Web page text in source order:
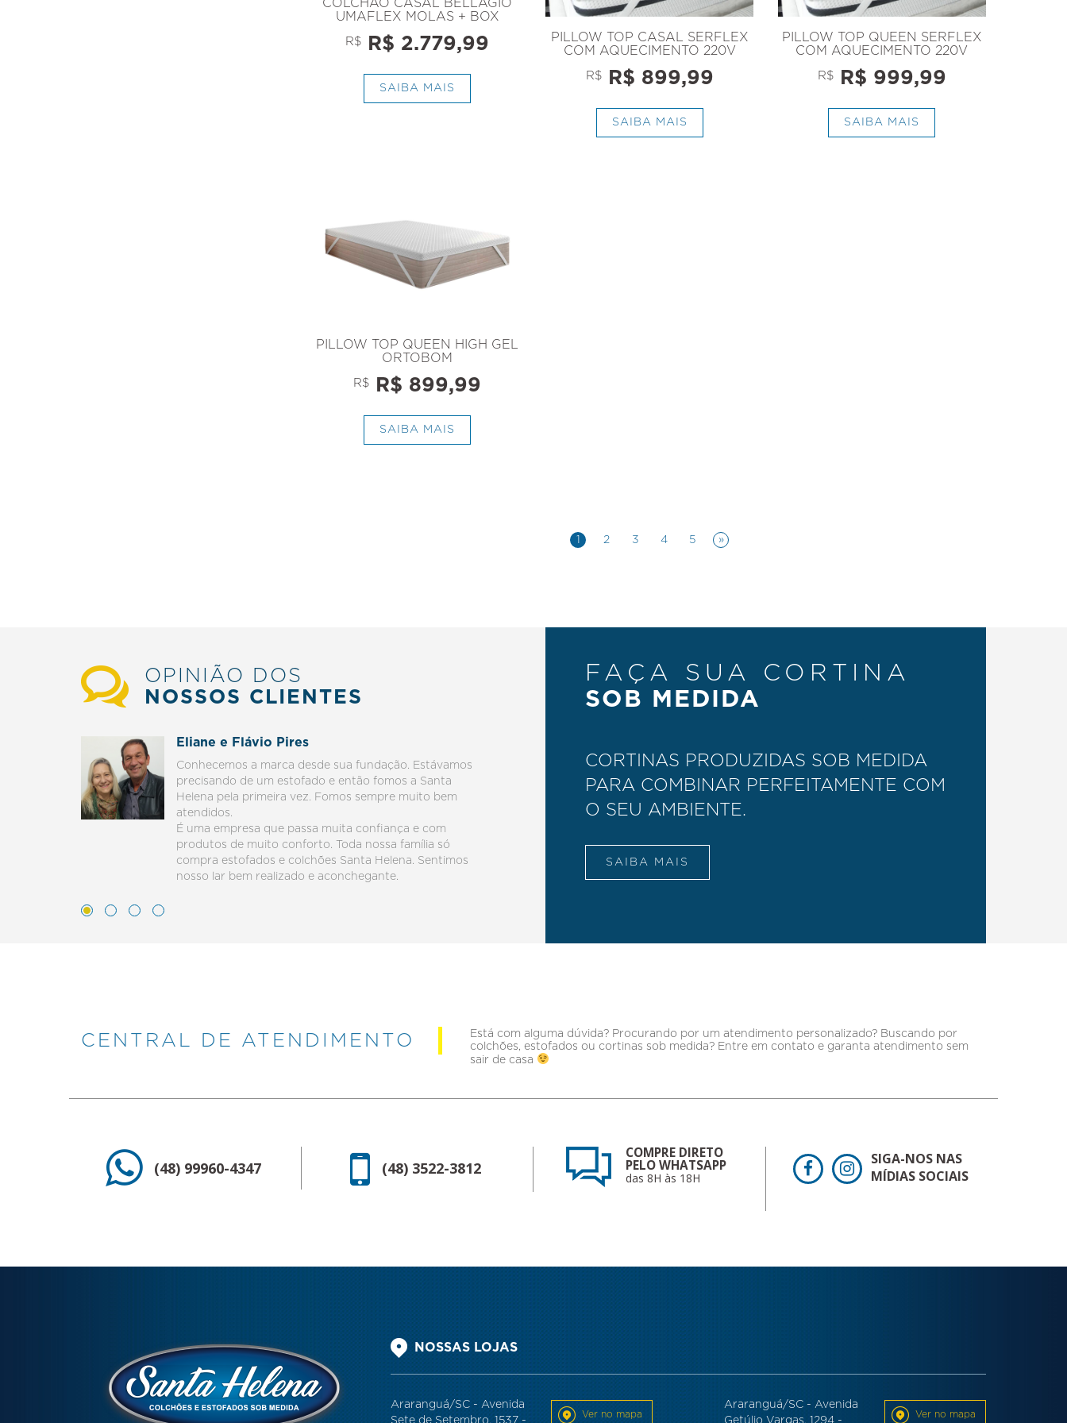
COLCHÃO CASAL BELLAGIO
UMAFLEX MOLAS + BOX
R$ R$ 2.779,99
SAIBA MAIS
PILLOW TOP CASAL SERFLEX
COM AQUECIMENTO 220V
R$R$ 899,99
SAIBA MAIS
PILLOW TOP QUEEN SERFLEX
COM AQUECIMENTO 220V
R$R$ 999,99
SAIBA MAIS
PILLOW TOP QUEEN HIGH GEL
ORTOBOM
R$ R$ 899,99
SAIBA MAIS
1 2 3 4 5 »
OPINIÃO DOS
NOSSOS CLIENTES
Eliane e Flávio Pires
Conhecemos a marca desde sua fundação. Estávamos
precisando de um estofado e então fomos a Santa
Helena pela primeira vez. Fomos sempre muito bem
atendidos.
É uma empresa que passa muita confiança e com
produtos de muito conforto. Toda nossa família só
compra estofados e colchões Santa Helena. Sentimos
nosso lar bem realizado e aconchegante.
FAÇA SUA CORTINA
SOB MEDIDA
CORTINAS PRODUZIDAS SOB MEDIDA
PARA COMBINAR PERFEITAMENTE COM
O SEU AMBIENTE.
SAIBA MAIS
CENTRAL DE ATENDIMENTO
Está com alguma dúvida? Procurando por um atendimento personalizado? Buscando por
colchões, estofados ou cortinas sob medida? Entre em contato e garanta atendimento sem
sair de casa
(48) 99960-4347 (48) 3522-3812
COMPRE DIRETO
PELO WHATSAPP
das 8H às 18H
SIGA-NOS NAS
MÍDIAS SOCIAIS
NOSSAS LOJAS
Ver no mapa
Araranguá/SC - Avenida
Sete de Setembro, 1537 -
Ver no mapa
Araranguá/SC - Avenida
Getúlio Vargas, 1294 -